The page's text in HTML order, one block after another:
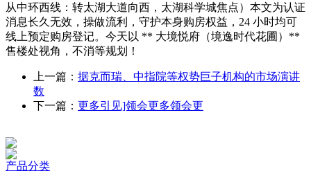
从中环西线：转太湖大道向西，太湖科学城焦点）本文为认证
消息长久无效，操做流利，守护本身购房权益，24 小时均可
线上预定购房登记。今天以 ** 大境悦府（境逸时代花圃）**
售楼处视角，不消等规划！
上一篇： 据克而瑞、中指院等权势巨子机构的市场演讲
数
下一篇： 更多引见]领会更多领会更
产品分类